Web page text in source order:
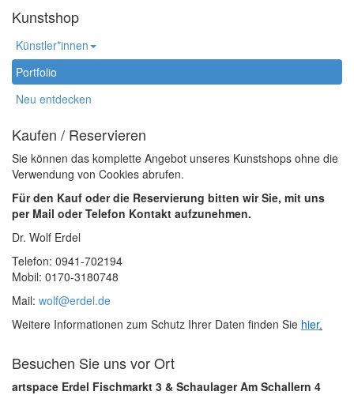
Kunstshop
Künstler*innen
Portfolio
Neu entdecken
Kaufen / Reservieren
Sie können das komplette Angebot unseres Kunstshops ohne die
Verwendung von Cookies abrufen.
Für den Kauf oder die Reservierung bitten wir Sie, mit uns
per Mail oder Telefon Kontakt aufzunehmen.
Dr. Wolf Erdel
Telefon: 0941-702194
Mobil: 0170-3180748
Mail: wolf@erdel.de
Weitere Informationen zum Schutz Ihrer Daten finden Sie hier.
Besuchen Sie uns vor Ort
artspace Erdel Fischmarkt 3 & Schaulager Am Schallern 4